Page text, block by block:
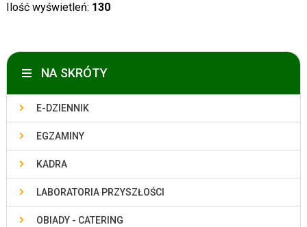
Ilość wyświetleń: 130
NA SKRÓTY
E-DZIENNIK
EGZAMINY
KADRA
LABORATORIA PRZYSZŁOŚCI
OBIADY - CATERING